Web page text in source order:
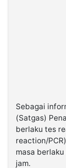
Sebagai
(Satgas)
berlaku tes
reaction/
masa
jam.